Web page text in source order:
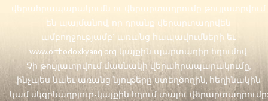
վերահրապարակումն ու վերարտադրումը թույլատրվում
են պայմանով, որ դրանք վերարտադրվեն
ամբողջությամբ` առանց հապավումների եւ
www.orthodoxkyanq.org կայքին պարտադիր հղումով:
Չի թույլատրվում մասնակի վերահրապարակումը,
ինչպես նաեւ առանց նյութերը ստեղծողին, հեղինակին
կամ սկզբնաղբյուր-կայքին հղում տալու վերարտադրումը: